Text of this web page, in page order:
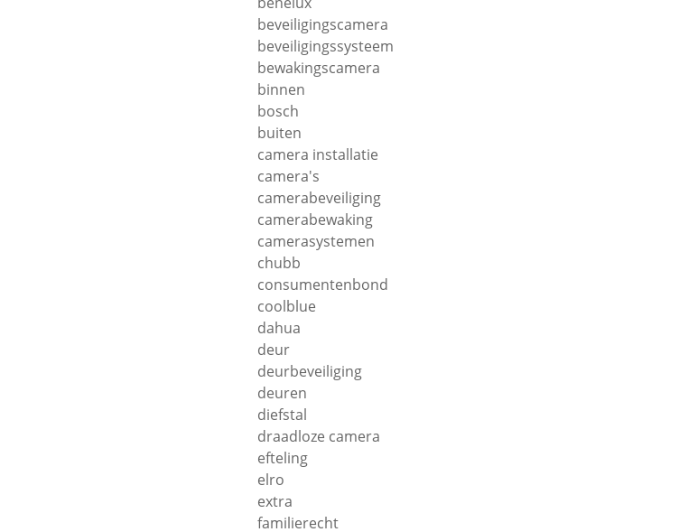
beveiligingscamera
beveiligingssysteem
bewakingscamera
binnen
bosch
buiten
camera installatie
camera's
camerabeveiliging
camerabewaking
camerasystemen
chubb
consumentenbond
coolblue
dahua
deur
deurbeveiliging
deuren
diefstal
draadloze camera
efteling
elro
extra
familierecht